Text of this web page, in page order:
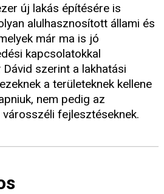
új lakás építésére is
alulhasznosított állami és
már ma is jó
kapcsolatokkal
szerint a lakhatási
a területeknek kellene
nem pedig az
fejlesztéseknek.